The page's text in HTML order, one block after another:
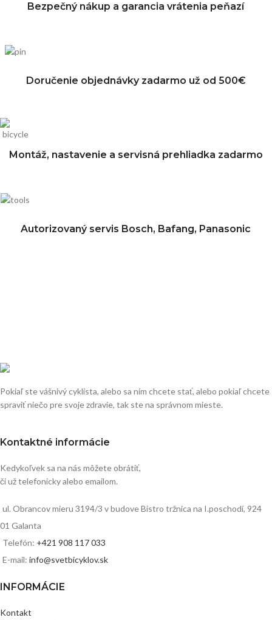
Autorizovaný servis Bosch, Bafang, Panasonic
Montáž, nastavenie a servisná prehliadka zadarmo
Doručenie objednávky zadarmo už od 500€
Bezpečný nákup a garancia vrátenia peňazí
Pokiaľ ste vášnivý cyklista, alebo sa ním chcete stať, alebo pokiaľ chcete
spraviť niečo pre svoje zdravie, tak ste na správnom mieste.
Kontaktné informácie
Kedykoľvek sa na nás môžete obrátiť,
či už telefonicky alebo emailom.
ul. Obrancov mieru 3194/3 v budove Bistro tržnica na I.poschodí, 924
01 Galanta
Telefón: +421 908 117 033
E-mail: info@svetbicyklov.sk
INFORMÁCIE
Kontakt